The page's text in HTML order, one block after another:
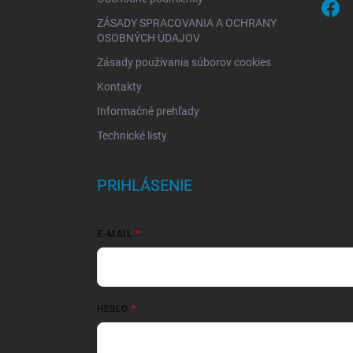
ZÁSADY SPRACOVANIA A OCHRANY
OSOBNÝCH ÚDAJOV
Zásady používania súborov cookies
Kontakty
Informačné prehľady
Technické listy
PRIHLÁSENIE
E-MAIL
HESLO